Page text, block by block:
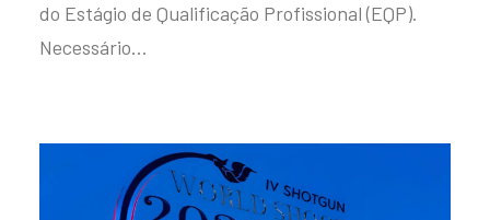
do Estágio de Qualificação Profissional (EQP).
Necessário…